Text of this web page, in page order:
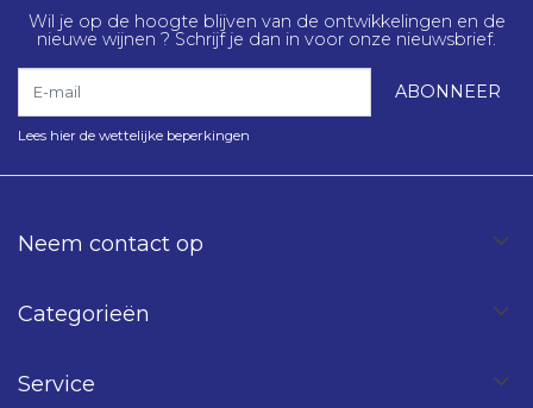
Wil je op de hoogte blijven van de ontwikkelingen en de
nieuwe wijnen ? Schrijf je dan in voor onze nieuwsbrief.
ABONNEER
Lees hier de wettelijke beperkingen
Neem contact op
Categorieën
Service